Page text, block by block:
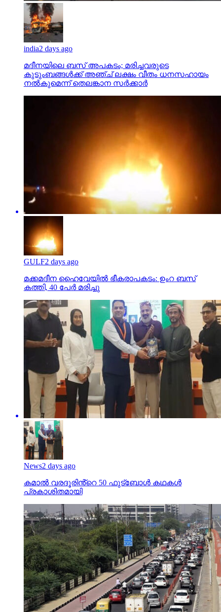
india2 days ago
മദീനയിലെ ബസ് അപകടം; മരിച്ചവരുടെ
കുടുംബങ്ങള്‍ക്ക് അഞ്ച് ലക്ഷം വീതം ധനസഹായം
നല്‍കുമെന്ന് തെലങ്കാന സര്‍ക്കാര്‍
GULF2 days ago
മക്കമദീന ഹൈവേയില്‍ ഭീകരാപകടം: ഉംറ ബസ്
കത്തി, 40 പേര്‍ മരിച്ചു
News2 days ago
കമാൽ വരദൂരിൻ്റെ 50 ഫുട്ബോൾ കഥകൾ
പ്രകാശിതമായി